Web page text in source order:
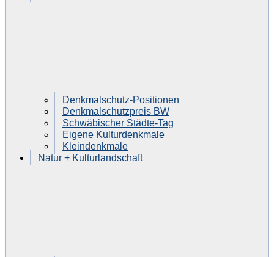
Denkmalschutz-Positionen
Denkmalschutzpreis BW
Schwäbischer Städte-Tag
Eigene Kulturdenkmale
Kleindenkmale
Natur + Kulturlandschaft